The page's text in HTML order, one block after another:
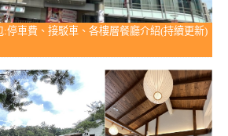
停車費、接駁車、各樓層餐廳介紹(持續更新)